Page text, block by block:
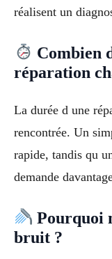
réalisent un
Combien
réparation
La durée d une
rencontrée. Un
rapide, tandis qu
demande
Pourquoi
bruit ?